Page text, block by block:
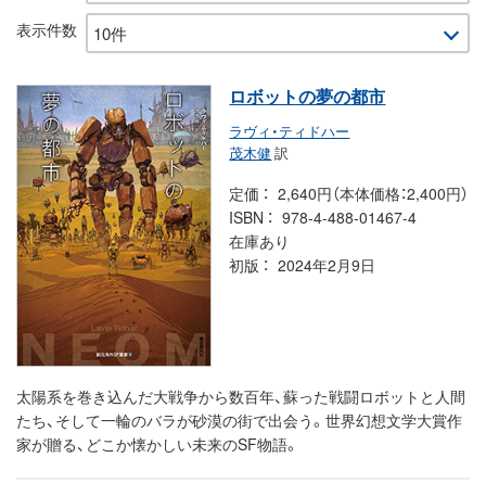
表示件数
ロボットの夢の都市
ラヴィ・ティドハー
茂木健 訳
定価
2,640円（本体価格：2,400円）
ISBN
978-4-488-01467-4
在庫あり
初版
2024年2月9日
太陽系を巻き込んだ大戦争から数百年、蘇った戦闘ロボットと人間
たち、そして一輪のバラが砂漠の街で出会う。世界幻想文学大賞作
家が贈る、どこか懐かしい未来のSF物語。